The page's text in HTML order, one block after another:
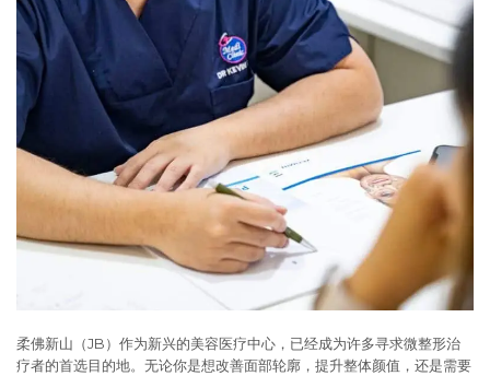
柔佛新山（JB）作为新兴的美容医疗中心，已经成为许多寻求微整形治
疗者的首选目的地。无论你是想改善面部轮廓，提升整体颜值，还是需要